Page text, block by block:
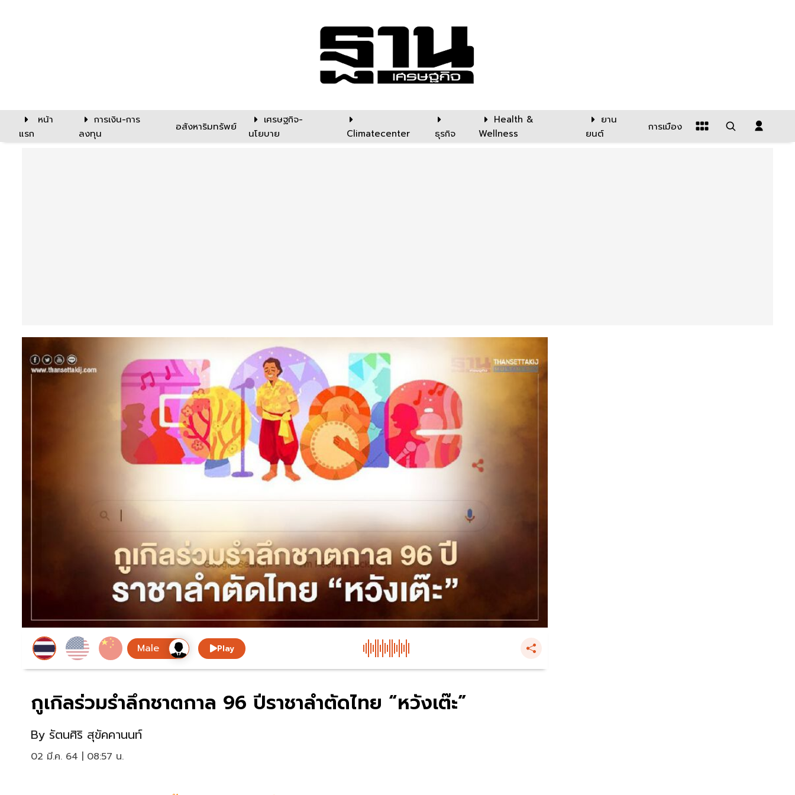
หน้า
แรก
การเงิน-การ
ลงทุน
อสังหาริมทรัพย์
เศรษฐกิจ-
นโยบาย
Climatecenter ธุรกิจ
Health &
Wellness
ยาน
ยนต์
การเมือง
Play
กูเกิลร่วมรำลึกชาตกาล 96 ปีราชาลำตัดไทย “หวังเต๊ะ”
By รัตนศิริ สุขัคคานนท์
02 มี.ค. 64 | 08:57 น.